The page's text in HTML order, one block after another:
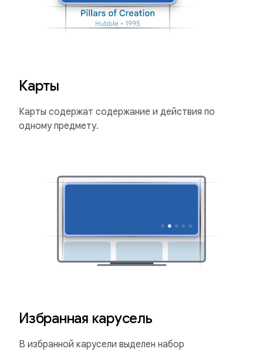
Карты
Карты содержат содержание и действия по
одному предмету.
Избранная карусель
В избранной карусели выделен набор